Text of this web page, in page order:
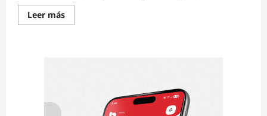
Leer másRead
more